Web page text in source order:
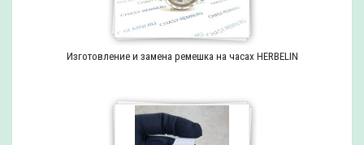
Изготовление и замена ремешка на часах HERBELIN